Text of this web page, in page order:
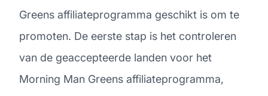
Greens affiliateprogramma geschikt is om te
promoten. De eerste stap is het controleren
van de geaccepteerde landen voor het
Morning Man Greens affiliateprogramma,